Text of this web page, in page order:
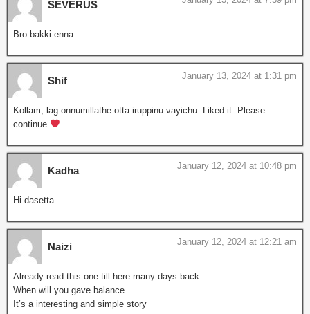
SEVERUS
Bro bakki enna
Shif January 13, 2024 at 1:31 pm
Kollam, lag onnumillathe otta iruppinu vayichu. Liked it. Please
continue
Kadha January 12, 2024 at 10:48 pm
Hi dasetta
Naizi January 12, 2024 at 12:21 am
Already read this one till here many days back
When will you gave balance
It’s a interesting and simple story